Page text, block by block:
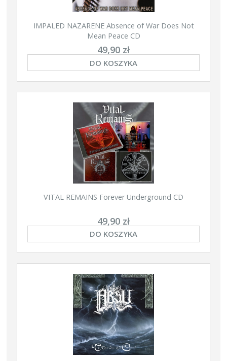
IMPALED NAZARENE Absence of War Does Not
Mean Peace CD
49,90 zł
DO KOSZYKA
VITAL REMAINS Forever Underground CD
49,90 zł
DO KOSZYKA